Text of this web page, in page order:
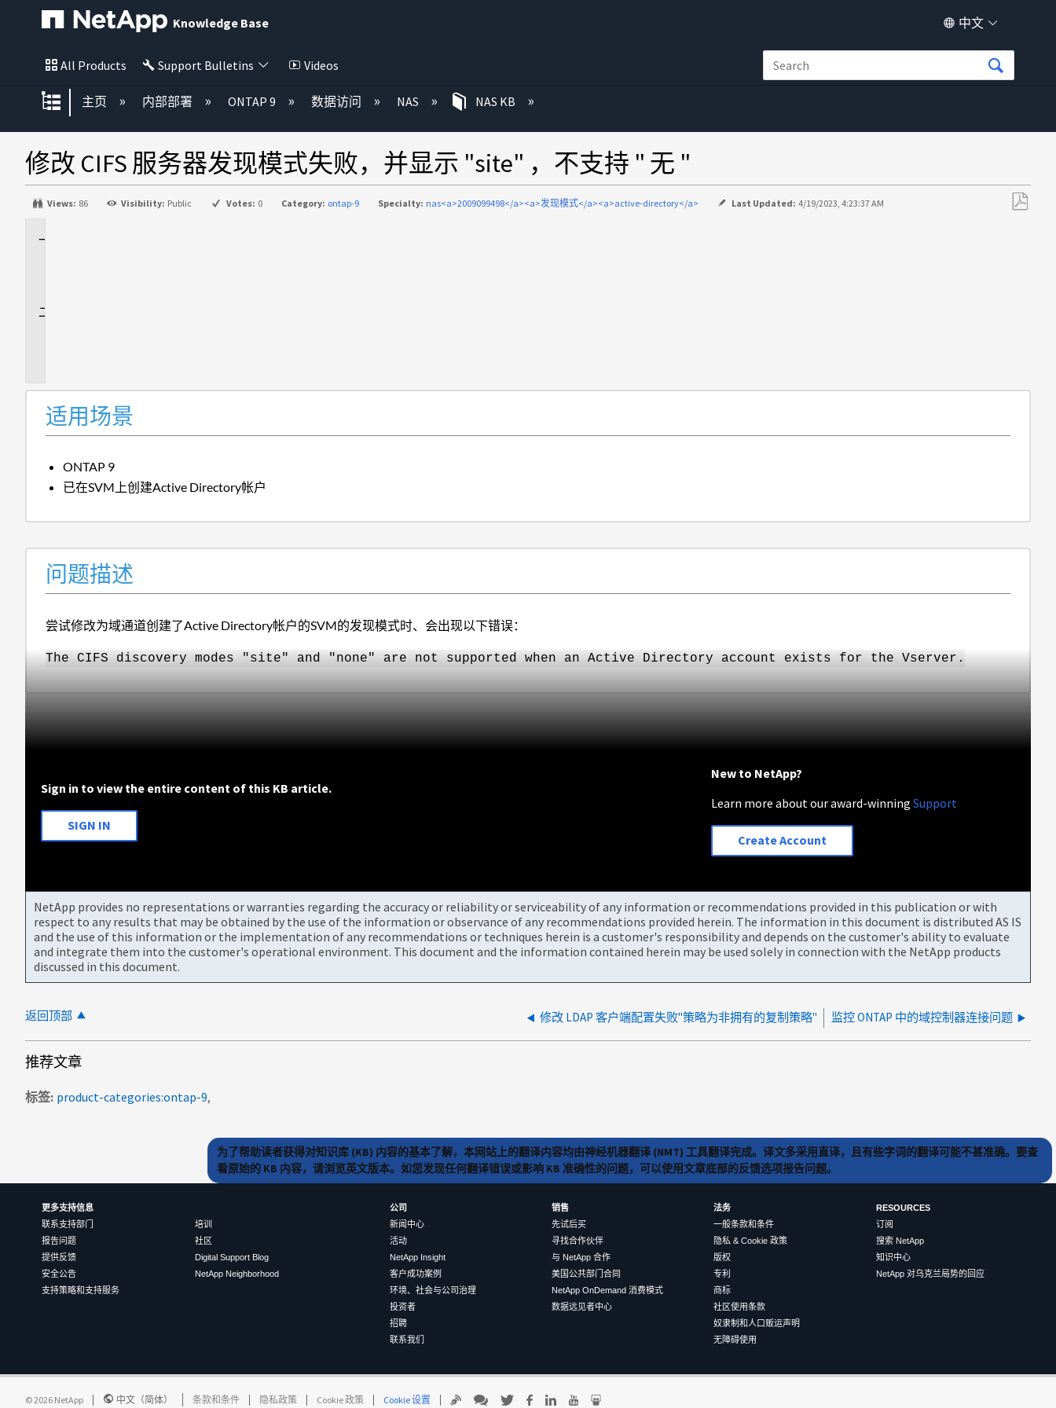
Knowledge Base 中文
All Products Support Bulletins Videos
扩展/隐缩全局层次
主页 内部部署 ONTAP 9 数据访问 NAS NAS KB
修改 CIFS 服务器发现模式失败，并显示 "site" ，不支持 " 无 "
Views: 86 Visibility: Public Votes: 0 Category: ontap-9 Specialty: nas<a>2009099498</a><a>发现模式</a><a>active-directory</a> Last Updated: 4/19/2023, 4:23:37 AM
适用场景
ONTAP 9
已在SVM上创建Active Directory帐户
问题描述
尝试修改为域通道创建了Active Directory帐户的SVM的发现模式时、会出现以下错误：
The CIFS discovery modes "site" and "none" are not supported when an Active Directory account exists for the Vserver.
Sign in to view the entire content of this KB article.
SIGN IN
New to NetApp?
Learn more about our award-winningSupport
Create Account
NetApp provides no representations or warranties regarding the accuracy or reliability or serviceability of any information or recommendations provided in this publication or with
respect to any results that may be obtained by the use of the information or observance of any recommendations provided herein. The information in this document is distributed AS IS
and the use of this information or the implementation of any recommendations or techniques herein is a customer's responsibility and depends on the customer's ability to evaluate
and integrate them into the customer's operational environment. This document and the information contained herein may be used solely in connection with the NetApp products
discussed in this document.
返回顶部 修改 LDAP 客户端配置失败"策略为非拥有的复制策略" 监控 ONTAP 中的域控制器连接问题
推荐文章
标签 product-categories:ontap-9
为了帮助读者获得对知识库 (KB) 内容的基本了解，本网站上的翻译内容均由神经机器翻译 (NMT) 工具翻译完成。译文多采用直译，且有些字词的翻译可能不甚准确。要查
看原始的 KB 内容，请浏览英文版本。如您发现任何翻译错误或影响 KB 准确性的问题，可以使用文章底部的反馈选项报告问题。
更多支持信息
联系支持部门
报告问题
提供反馈
安全公告
支持策略和支持服务
培训
社区
Digital Support Blog
NetApp Neighborhood
公司
新闻中心
活动
NetApp Insight
客户成功案例
环境、社会与公司治理
投资者
招聘
联系我们
销售
先试后买
寻找合作伙伴
与 NetApp 合作
美国公共部门合同
NetApp OnDemand 消费模式
数据远见者中心
法务
一般条款和条件
隐私 & Cookie 政策
版权
专利
商标
社区使用条款
奴隶制和人口贩运声明
无障碍使用
RESOURCES
订阅
搜索 NetApp
知识中心
NetApp 对乌克兰局势的回应
©2026 NetApp 中文（简体） 条款和条件 隐私政策 Cookie 政策 Cookie 设置